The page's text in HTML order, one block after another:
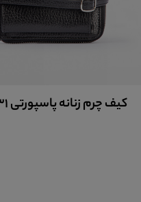
کیف چرم زنانه کد 9026